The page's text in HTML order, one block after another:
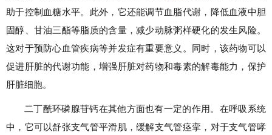
助于控制血糖水平。此外，它还能调节血脂代谢，降低血液中胆
固醇、甘油三酯等脂质的含量，减少动脉粥样硬化的发生风险。
这对于预防心血管疾病等并发症有重要意义。同时，该药物可以
促进肝脏的代谢功能，增强肝脏对药物和毒素的解毒能力，保护
肝脏细胞。
二丁酰环磷腺苷钙在其他方面也有一定的作用。在呼吸系统
中，它可以舒张支气管平滑肌，缓解支气管痉挛，对于支气管哮